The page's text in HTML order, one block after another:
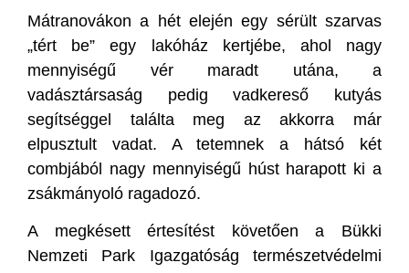
ÁRAK, NYITVATARTÁS
Mátranovákon a hét elején egy sérült szarvas
„tért be” egy lakóház kertjébe, ahol nagy
mennyiségű vér maradt utána, a
vadásztársaság pedig vadkereső kutyás
segítséggel találta meg az akkorra már
elpusztult vadat. A tetemnek a hátsó két
combjából nagy mennyiségű húst harapott ki a
zsákmányoló ragadozó.
A megkésett értesítést követően a Bükki
Nemzeti Park Igazgatóság természetvédelmi